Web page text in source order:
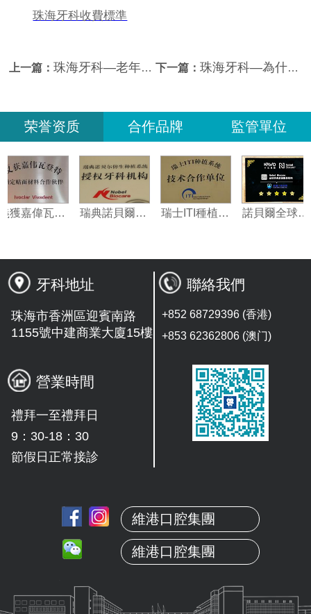
珠海牙科收費標準
上一篇：珠海牙科—老年人容易患哪些牙齒疾病？ 下一篇： 珠海牙科—為什麼患牙髓炎在夜間痛得更厲害？
荣誉资质 合作品牌 監管單位
牙科地址
珠海市香洲區迎賓南路
1155號中建商業大廈15樓
營業時間
禮拜一至禮拜日
9：30-18：30
節假日正常接診
維港口腔集團
維港口腔集團
聯絡我們
+852 68729396 (香港)
+853 62362806 (澳门)